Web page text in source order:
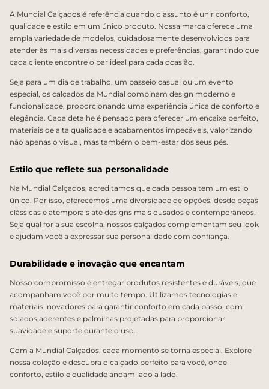
A Mundial Calçados é referência quando o assunto é unir conforto,
qualidade e estilo em um único produto. Nossa marca oferece uma
ampla variedade de modelos, cuidadosamente desenvolvidos para
atender às mais diversas necessidades e preferências, garantindo que
cada cliente encontre o par ideal para cada ocasião.
Seja para um dia de trabalho, um passeio casual ou um evento
especial, os calçados da Mundial combinam design moderno e
funcionalidade, proporcionando uma experiência única de conforto e
elegância. Cada detalhe é pensado para oferecer um encaixe perfeito,
materiais de alta qualidade e acabamentos impecáveis, valorizando
não apenas o visual, mas também o bem-estar dos seus pés.
Estilo que reflete sua personalidade
Na Mundial Calçados, acreditamos que cada pessoa tem um estilo
único. Por isso, oferecemos uma diversidade de opções, desde peças
clássicas e atemporais até designs mais ousados e contemporâneos.
Seja qual for a sua escolha, nossos calçados complementam seu look
e ajudam você a expressar sua personalidade com confiança.
Durabilidade e inovação que encantam
Nosso compromisso é entregar produtos resistentes e duráveis, que
acompanham você por muito tempo. Utilizamos tecnologias e
materiais inovadores para garantir conforto em cada passo, com
solados aderentes e palmilhas projetadas para proporcionar
suavidade e suporte durante o uso.
Com a Mundial Calçados, cada momento se torna especial. Explore
nossa coleção e descubra o calçado perfeito para você, onde
conforto, estilo e qualidade andam lado a lado.